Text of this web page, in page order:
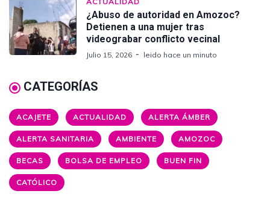
¿Abuso de autoridad en Amozoc?
Detienen a una mujer tras
videograbar conflicto vecinal
Julio 15, 2026 leido hace un minuto
CATEGORÍAS
ACAJETE ACTUALIDAD ALERTA ÁMBER
ALERTA SANITARIA AMBIENTE AMOZOC
BECAS BOLSA DE EMPLEO BUEN FIN
CATÓLICO